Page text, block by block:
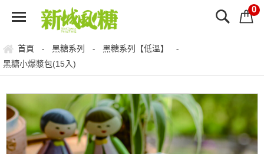
0
首頁 - 黑糖系列 - 黑糖系列【低溫】 -
黑糖小爆漿包(15入)